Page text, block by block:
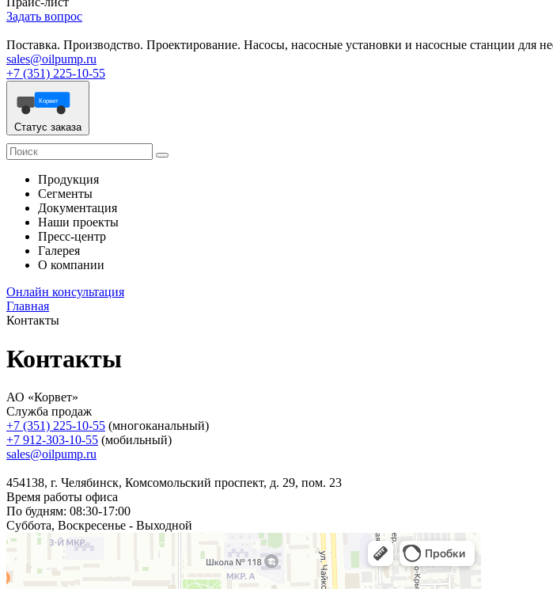
Задать вопрос
Поставка. Производство. Проектирование. Насосы, насосные установки и насосные станции для
sales@oilpump.ru
+7 (351) 225-10-55
Корвет
Статус заказа
Продукция
Сегменты
Документация
Наши проекты
Пресс-центр
Галерея
О компании
Онлайн консультация
Главная
Контакты
Контакты
АО «Корвет»
Служба продаж
+7 (351) 225-10-55 (многоканальный)
+7 912-303-10-55 (мобильный)
sales@oilpump.ru
454138, г. Челябинск, Комсомольский проспект, д. 29, пом. 23
Время работы офиса
По будням: 08:30-17:00
Суббота, Воскресенье - Выходной